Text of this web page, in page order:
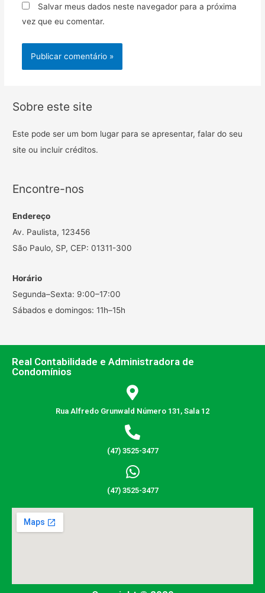
Salvar meus dados neste navegador para a próxima
vez que eu comentar.
Sobre este site
Este pode ser um bom lugar para se apresentar, falar do seu
site ou incluir créditos.
Encontre-nos
Endereço
Av. Paulista, 123456
São Paulo, SP, CEP: 01311-300
Horário
Segunda–Sexta: 9:00–17:00
Sábados e domingos: 11h–15h
Real Contabilidade e Administradora de
Condomínios
Rua Alfredo Grunwald Número 131, Sala 12
(47) 3525-3477
(47) 3525-3477